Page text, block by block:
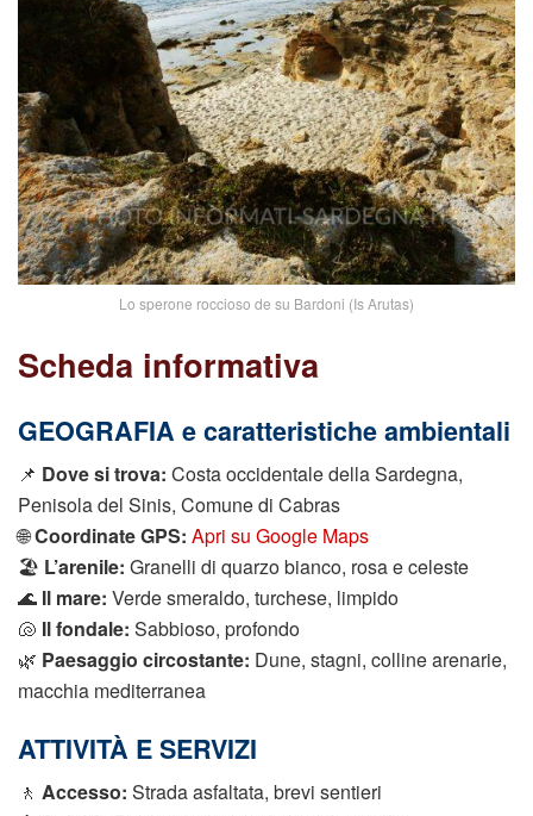
Lo sperone roccioso de su Bardoni (Is Arutas)
Scheda informativa
GEOGRAFIA e caratteristiche ambientali
📌 Dove si trova: Costa occidentale della Sardegna,
Penisola del Sinis, Comune di Cabras
🌐Coordinate GPS: Apri su Google Maps
🏖️ L’arenile: Granelli di quarzo bianco, rosa e celeste
🌊 Il mare: Verde smeraldo, turchese, limpido
🐚 Il fondale: Sabbioso, profondo
🌿 Paesaggio circostante: Dune, stagni, colline arenarie,
macchia mediterranea
ATTIVITÀ E SERVIZI
🚶 Accesso: Strada asfaltata, brevi sentieri